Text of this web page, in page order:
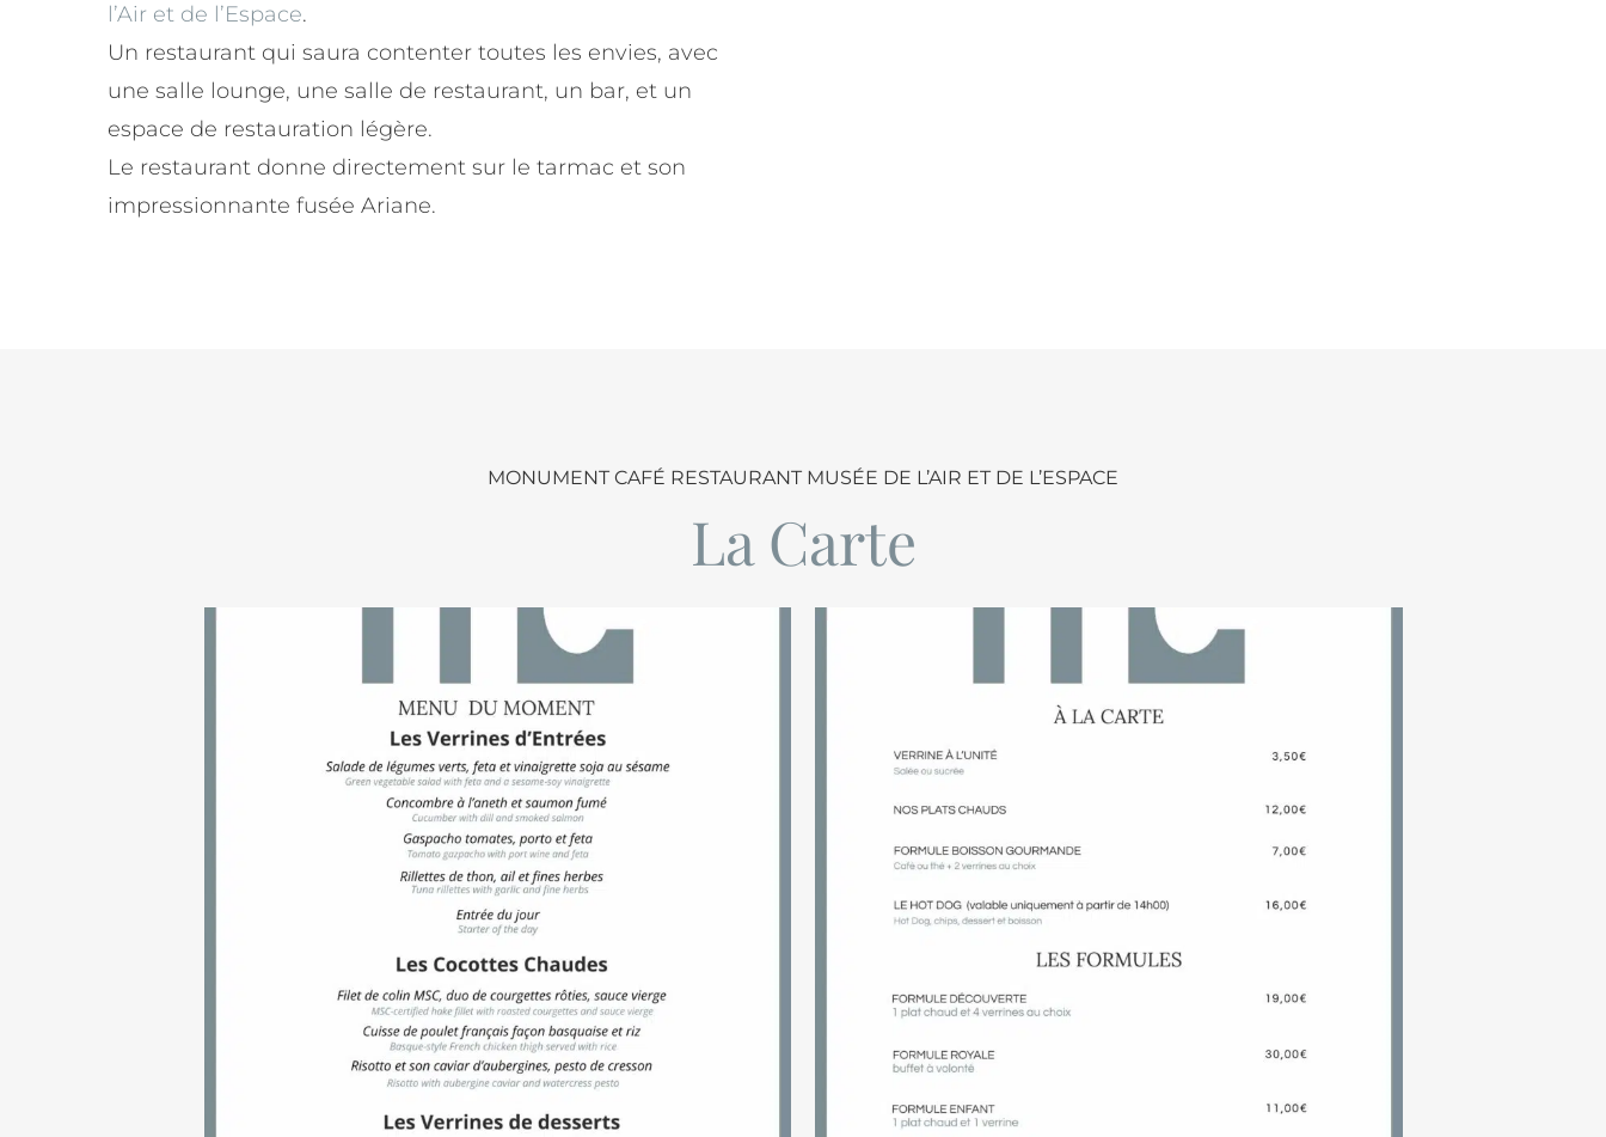
l’Air et de l’Espace.
Un restaurant qui saura contenter toutes les envies, avec
une salle lounge, une salle de restaurant, un bar, et un
espace de restauration légère.
Le restaurant donne directement sur le tarmac et son
impressionnante fusée Ariane.
MONUMENT CAFÉ RESTAURANT MUSÉE DE L’AIR ET DE L’ESPACE
La Carte